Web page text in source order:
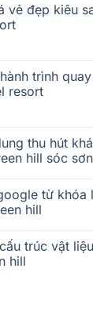
vẻ đẹp kiêu
trình
resort
thu hút
hill sóc sơn
từ khóa
hill
trúc vật
hill